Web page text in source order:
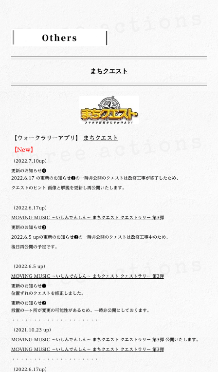
まちクエスト
【ウォークラリーアプリ】 まちクエスト
【New】
（2022.7.10up）
更新のお知らせ❹
2022.6.17 の更新のお知らせ❷の一時非公開のクエストは改修工事が終了したため、
クエストのヒント 画像と解説を更新し再公開いたします。
（2022.6.17up）
MOVING MUSIC ～いしんでんしん～ まちクエスト クエストラリー 第3弾
更新のお知らせ❸
2022.6.5 upの更新のお知らせ❷の一時非公開のクエストは改修工事中のため、
後日再公開の予定です。
（2022.6.5 up）
MOVING MUSIC ～いしんでんしん～ まちクエスト クエストラリー 第3弾
更新のお知らせ❶
位置ずれのクエストを修正しました。
更新のお知らせ❷
設置の一ヶ所が変更の可能性があるため、一時非公開にしております。
・・・・・・・・・・・・・・・・・・・・
（2021.10.23 up）
MOVING MUSIC ～いしんでんしん～ まちクエスト クエストラリー 第3弾 公開いたします。
MOVING MUSIC ～いしんでんしん～ まちクエスト クエストラリー 第3弾
・・・・・・・・・・・・・・・・・・・・
（2022.6.17up）